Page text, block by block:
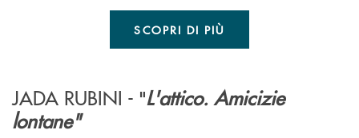
SCOPRI DI PIÙ
JADA RUBINI - "L'attico. Amicizie
lontane"